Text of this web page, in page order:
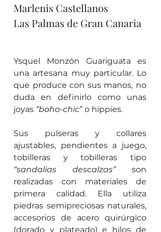
Marlenis Castellanos
Las Palmas de Gran Canaria
Ysquel Monzón Guariguata es
una artesana muy particular. Lo
que produce con sus manos, no
duda en definirlo como unas
joyas “boho-chic” o hippies.
Sus pulseras y collares
ajustables, pendientes a juego,
“sandalias descalzas” son
realizadas con materiales de
primera calidad. Ella utiliza
piedras semipreciosas naturales,
accesorios de acero quirúrgico
(dorado y plateado) e hilos de